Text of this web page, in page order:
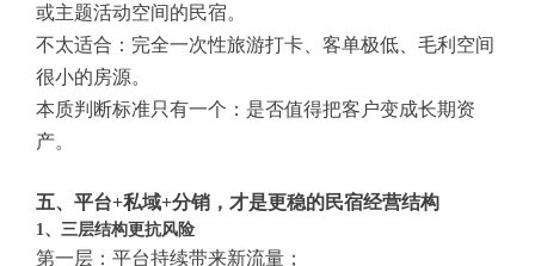
或主题活动空间的民宿。
不太适合：完全一次性旅游打卡、客单极低、毛利空间
很小的房源。
本质判断标准只有一个：是否值得把客户变成长期资
产。
五、平台+私域+分销，才是更稳的民宿经营结构
1、三层结构更抗风险
第一层：平台持续带来新流量；